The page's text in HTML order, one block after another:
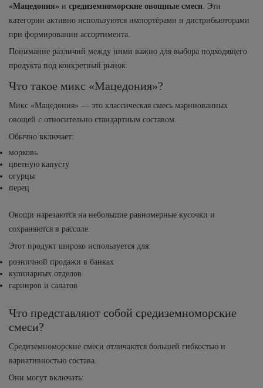
«Мацедония» и средиземноморские овощные смеси . Эти
категории активно используются импортёрами и дистрибьюторами
при формировании ассортимента.
Понимание различий между ними важно для выбора подходящего
продукта под конкретный рынок.
Что такое микс «Мацедония»?
Микс «Мацедония» — это классическая смесь маринованных
овощей с относительно стандартным составом.
Обычно включает:
морковь
цветную капусту
огурцы
перец
Овощи нарезаются на небольшие равномерные кусочки и
сохраняются в рассоле.
Этот продукт широко используется для:
розничной продажи в банках
кулинарных отделов
гарниров и салатов
Что представляют собой средиземноморские
смеси?
Средиземноморские смеси отличаются большей гибкостью и
вариативностью состава.
Они могут включать: